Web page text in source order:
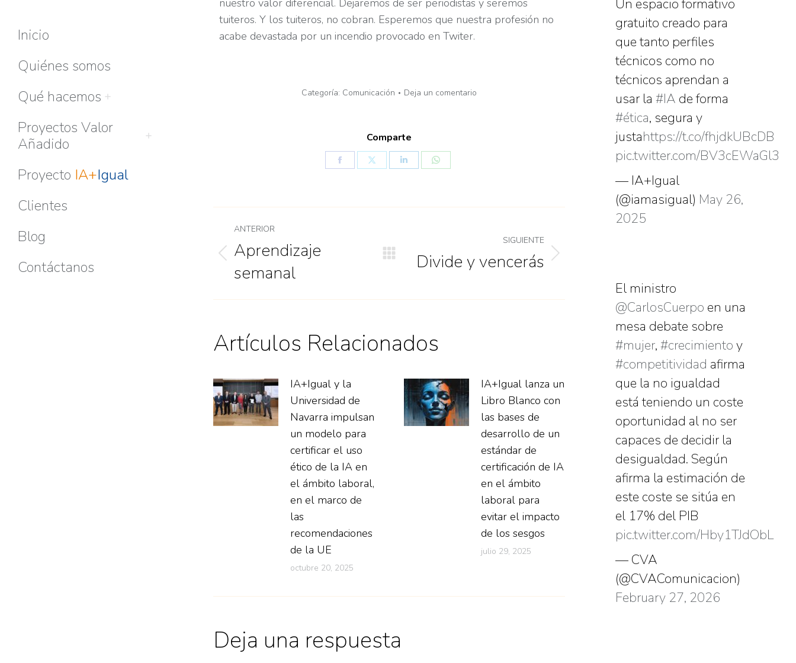
Inicio
Quiénes somos
Qué hacemos
Proyectos Valor
Añadido
Proyecto IA+Igual
Clientes
Blog
Contáctanos
tuiteros. Y los tuiteros, no cobran. Esperemos que nuestra profesión no
acabe devastada por un incendio provocado en Twiter.
Categoría: Comunicación Deja un comentario
Comparte
ANTERIOR
Aprendizaje
semanal
SIGUIENTE
Divide y vencerás
Artículos Relacionados
IA+Igual y la
Universidad de
Navarra impulsan
un modelo para
certificar el uso
ético de la IA en
el ámbito laboral,
en el marco de
las
recomendaciones
de la UE
octubre 20, 2025
IA+Igual lanza un
Libro Blanco con
las bases de
desarrollo de un
estándar de
certificación de IA
en el ámbito
laboral para
evitar el impacto
de los sesgos
julio 29, 2025
Deja una respuesta
Un espacio formativo
gratuito creado para
que tanto perfiles
técnicos como no
técnicos aprendan a
usar la #IA de forma
#ética, segura y
justahttps://t.co/fhjdkUBcDB
pic.twitter.com/BV3cEWaGl3
— IA+Igual
(@iamasigual) May 26,
2025
El ministro
@CarlosCuerpo en una
mesa debate sobre
#mujer, #crecimiento y
#competitividad afirma
que la no igualdad
está teniendo un coste
oportunidad al no ser
capaces de decidir la
desigualdad. Según
afirma la estimación de
este coste se sitúa en
el 17% del PIB
pic.twitter.com/Hby1TJdObL
— CVA
(@CVAComunicacion)
February 27, 2026